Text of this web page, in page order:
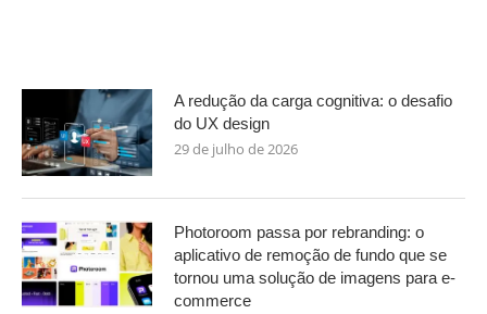
A redução da carga cognitiva: o desafio
do UX design
29 de julho de 2026
Photoroom passa por rebranding: o
aplicativo de remoção de fundo que se
tornou uma solução de imagens para e-
commerce